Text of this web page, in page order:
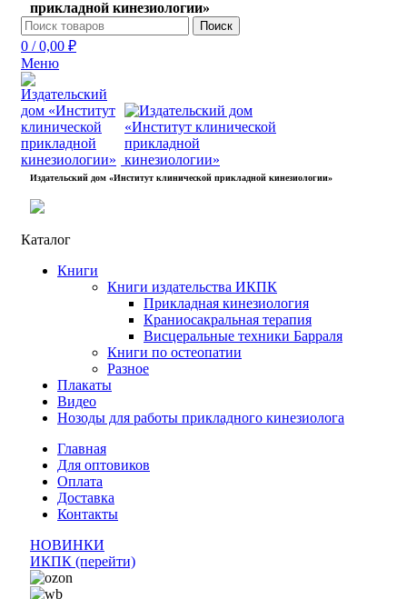
прикладной кинезиологии»
Поиск
0 / 0,00 ₽
Меню
Издательский дом «Институт клинической прикладной кинезиологии»
Каталог
Книги
Книги издательства ИКПК
Прикладная кинезиология
Краниосакральная терапия
Висцеральные техники Барраля
Книги по остеопатии
Разное
Плакаты
Видео
Нозоды для работы прикладного кинезиолога
Главная
Для оптовиков
Оплата
Доставка
Контакты
НОВИНКИ
ИКПК (перейти)